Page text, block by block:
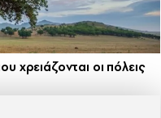
χρειάζονται οι πόλεις